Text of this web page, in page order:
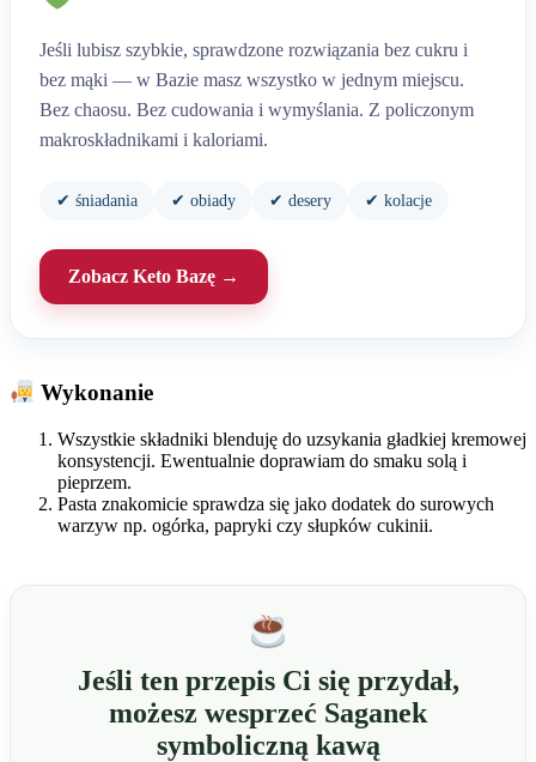
Jeśli lubisz szybkie, sprawdzone rozwiązania bez cukru i
bez mąki — w Bazie masz wszystko w jednym miejscu.
Bez chaosu. Bez cudowania i wymyślania. Z policzonym
makroskładnikami i kaloriami.
✔ śniadania ✔ obiady ✔ desery ✔ kolacje
Zobacz Keto Bazę →
Wykonanie
Wszystkie składniki blenduję do uzsykania gładkiej kremowej
konsystencji. Ewentualnie doprawiam do smaku solą i
pieprzem.
Pasta znakomicie sprawdza się jako dodatek do surowych
warzyw np. ogórka, papryki czy słupków cukinii.
Jeśli ten przepis Ci się przydał,
możesz wesprzeć Saganek
symboliczną kawą